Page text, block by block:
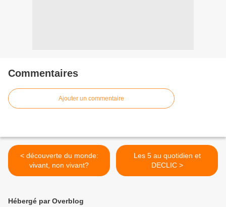
Commentaires
Ajouter un commentaire
< découverte du monde:
vivant, non vivant?
Les 5 au quotidien et
DECLIC >
Hébergé par Overblog